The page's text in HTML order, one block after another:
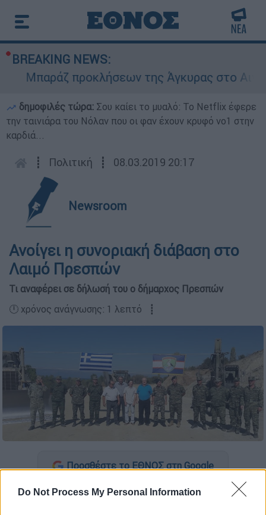
Do Not Process My Personal Information
BREAKING NEWS:
Μπαράζ προκλήσεων της Άγκυρας στο
δημοφιλές τώρα: Σου καίει το μυαλό: Το Netflix έφερε
την ταινιάρα του Νόλαν που οι φαν έχουν κρυφό νο1 στην
καρδιά...
┋ Πολιτική ┋ 08.03.2019 20:17
Newsroom
Ανοίγει η συνοριακή διάβαση στο
Λαιμό Πρεσπών
Τι αναφέρει σε δήλωσή του ο δήμαρχος Πρεσπών
🕛 χρόνος ανάγνωσης: 1 λεπτό ┋
Προσθέστε το ΕΘΝΟΣ στη Google
Πληροφορούμενος την υπογραφή της